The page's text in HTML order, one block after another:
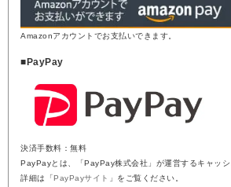
Amazonアカウントでお支払いできます。
■PayPay
決済手数料：無料
PayPayとは、「PayPay株式会社」が運営するキャッシ
詳細は「 PayPayサイト 」をご覧ください。